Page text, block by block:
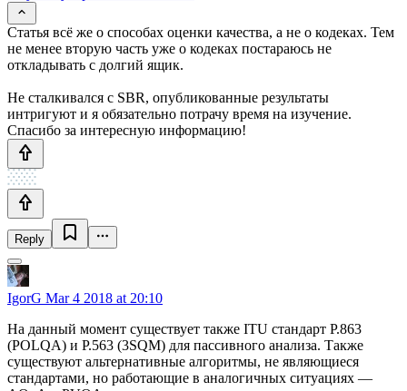
Статья всё же о способах оценки качества, а не о кодеках. Тем
не менее вторую часть уже о кодеках постараюсь не
откладывать с долгий ящик.
Не сталкивался с SBR, опубликованные результаты
интригуют и я обязательно потрачу время на изучение.
Спасибо за интересную информацию!
Reply
IgorG Mar 4 2018 at 20:10
На данный момент существует также ITU стандарт P.863
(POLQA) и P.563 (3SQM) для пассивного анализа. Также
существуют альтернативные алгоритмы, не являющиеся
стандартами, но работающие в аналогичных ситуациях —